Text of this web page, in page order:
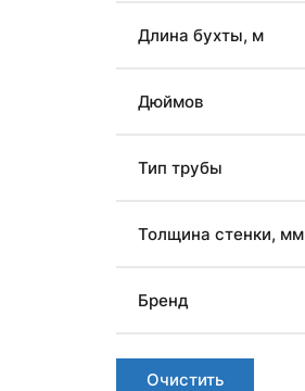
Длина бухты, м
Дюймов
Тип трубы
Толщина стенки, мм
Бренд
Очистить